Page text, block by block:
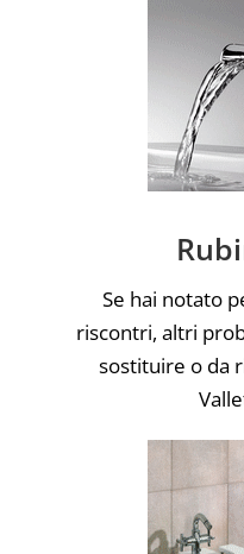
Se hai notato
riscontri, altri
sostituire o da